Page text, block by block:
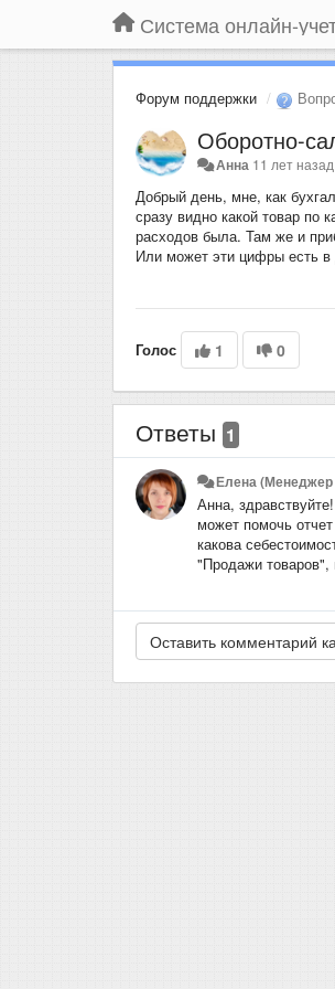
Форум поддержки
Оборотно-
Анна 11 лет назад
Добрый день, мне, как
сразу видно какой товар по
расходов была. Там же и
Или может эти цифры есть в
Голос 1 0
Ответы 1
Елена (Менеджер
Анна,
может помочь
какова
"Продажи товаров",